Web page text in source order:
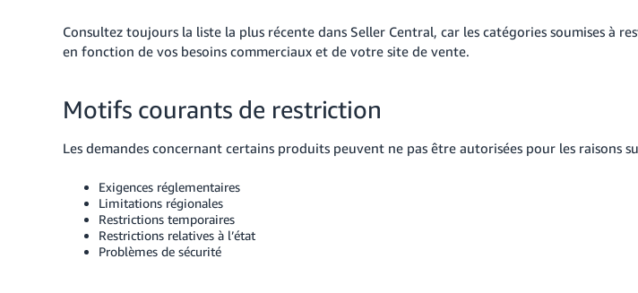
Consultez toujours la liste la plus récente dans Seller Central, car les catégories soumises à
en fonction de vos besoins commerciaux et de votre site de vente.
Motifs courants de restriction
Les demandes concernant certains produits peuvent ne pas être autorisées pour les raisons
Exigences réglementaires
Limitations régionales
Restrictions temporaires
Restrictions relatives à l’état
Problèmes de sécurité